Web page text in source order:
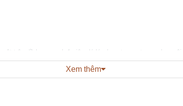
trận đồ bao quanh 1 viên đá lớn hơn tượng trưng cho ngôi
hòa dòng khí, tạo sự hòa thuận, đoàn kết và khả năng
màu viên đã ở giữa là màu tương sinh hoặc tương hợp
(đen), Hỏa (đỏ), Thổ (vàng). Thường thì viên ở giữa sẽ
Xem thêm